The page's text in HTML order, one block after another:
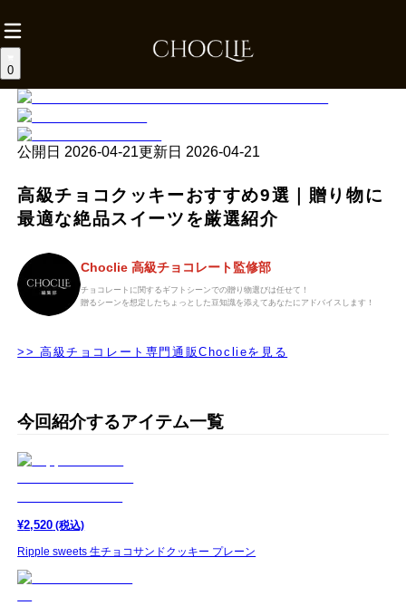
0
公開日 2026-04-21更新日 2026-04-21
高級チョコクッキーおすすめ9選｜贈り物に
最適な絶品スイーツを厳選紹介
Choclie 高級チョコレート監修部
チョコレートに関するギフトシーンでの贈り物選びは任せて！
贈るシーンを想定したちょっとした豆知識を添えてあなたにアドバイスします！
>> 高級チョコレート専門通販Choclieを見る
今回紹介するアイテム一覧
¥2,520 (税込)
Ripple sweets 生チョコサンドクッキー プレーン